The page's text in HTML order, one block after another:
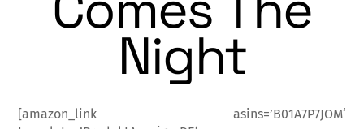
Night
[amazon_link asins=’B01A7P7JOM‘